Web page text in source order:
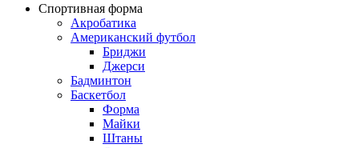
Спортивная форма
Акробатика
Американский футбол
Бриджи
Джерси
Бадминтон
Баскетбол
Форма
Майки
Штаны